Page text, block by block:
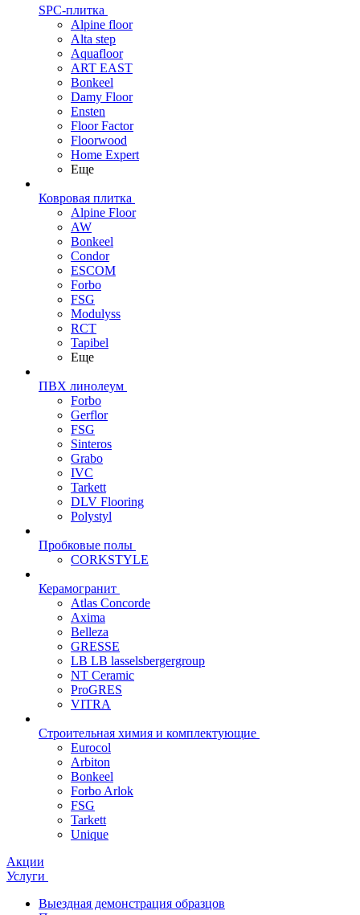
SPC-плитка
Alpine floor
Alta step
Aquafloor
ART EAST
Bonkeel
Damy Floor
Ensten
Floor Factor
Floorwood
Home Expert
Еще
Ковровая плитка
Alpine Floor
AW
Bonkeel
Condor
ESCOM
Forbo
FSG
Modulyss
RCT
Tapibel
Еще
ПВХ линолеум
Forbo
Gerflor
FSG
Sinteros
Grabo
IVC
Tarkett
DLV Flooring
Polystyl
Пробковые полы
CORKSTYLE
Керамогранит
Atlas Concorde
Axima
Belleza
GRESSE
LB LB lasselsbergergroup
NT Ceramic
ProGRES
VITRA
Строительная химия и комплектующие
Eurocol
Arbiton
Bonkeel
Forbo Arlok
FSG
Tarkett
Unique
Акции
Услуги
Выездная демонстрация образцов